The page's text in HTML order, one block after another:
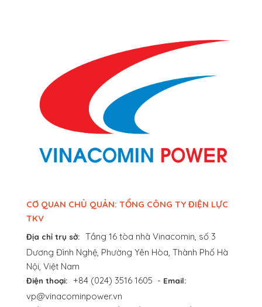
CƠ QUAN CHỦ QUẢN: TỔNG CÔNG TY ĐIỆN LỰC
TKV
Địa chỉ trụ sở: Tầng 16 tòa nhà Vinacomin, số 3
Dương Đình Nghệ, Phường Yên Hòa, Thành Phố Hà
Nội, Việt Nam
Điện thoại: +84 (024) 3516 1605 - Email:
vp@vinacominpower.vn